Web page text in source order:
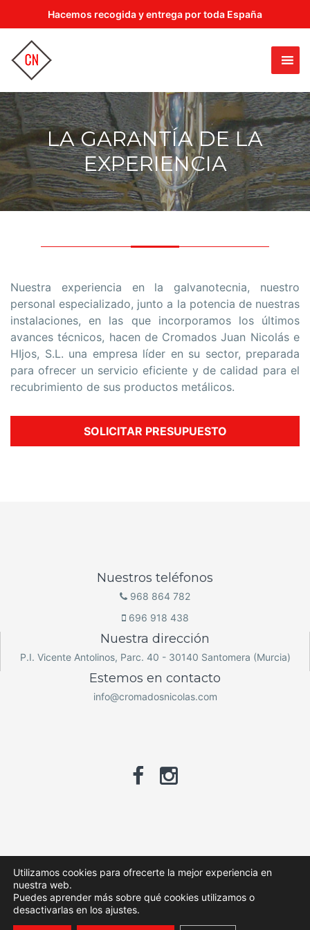
Hacemos recogida y entrega por toda España
LA GARANTÍA DE LA
EXPERIENCIA
Nuestra experiencia en la galvanotecnia, nuestro
personal especializado, junto a la potencia de nuestras
instalaciones, en las que incorporamos los últimos
avances técnicos, hacen de Cromados Juan Nicolás e
HIjos, S.L. una empresa líder en su sector, preparada
para ofrecer un servicio eficiente y de calidad para el
recubrimiento de sus productos metálicos.
SOLICITAR PRESUPUESTO
Nuestros teléfonos
968 864 782
696 918 438
Nuestra dirección
P.I. Vicente Antolinos, Parc. 40 - 30140 Santomera (Murcia)
Estemos en contacto
info@cromadosnicolas.com
© 2026 Cromados Nicolás / Diseño y desarrollo web Planaweb
Aviso legal y política de privacidad
Utilizamos cookies para ofrecerte la mejor experiencia en
nuestra web.
Puedes aprender más sobre qué cookies utilizamos o
desactivarlas en los ajustes.